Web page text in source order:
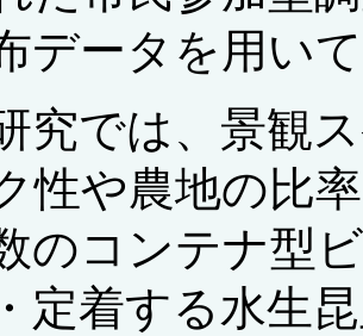
データを用い
究では、景観
性や農地の比
のコンテナ型
定着する水生